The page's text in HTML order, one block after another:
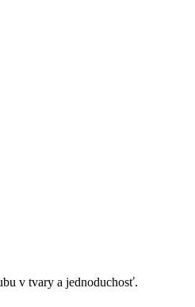
v tvary a jednoduchosť.